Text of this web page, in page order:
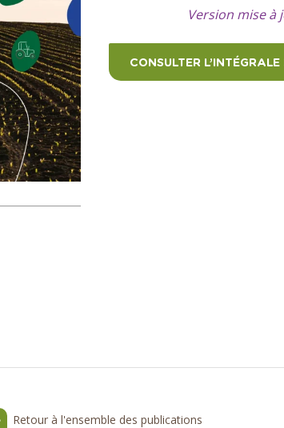
Version mise à
CONSULTER
Retour à l'ensemble des publications